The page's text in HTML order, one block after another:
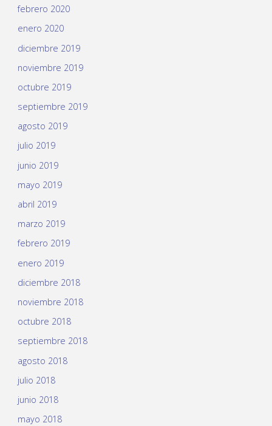
febrero 2020
enero 2020
diciembre 2019
noviembre 2019
octubre 2019
septiembre 2019
agosto 2019
julio 2019
junio 2019
mayo 2019
abril 2019
marzo 2019
febrero 2019
enero 2019
diciembre 2018
noviembre 2018
octubre 2018
septiembre 2018
agosto 2018
julio 2018
junio 2018
mayo 2018